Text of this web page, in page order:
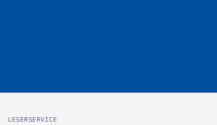
LESERSERVICE